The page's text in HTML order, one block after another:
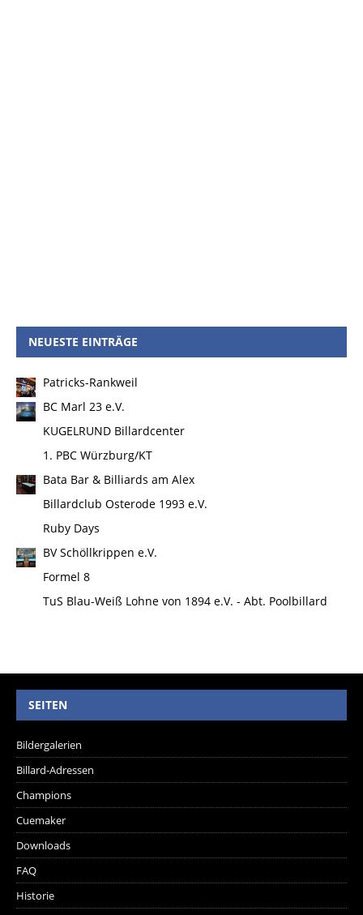
NEUESTE EINTRÄGE
Patricks-Rankweil
BC Marl 23 e.V.
KUGELRUND Billardcenter
1. PBC Würzburg/KT
Bata Bar & Billiards am Alex
Billardclub Osterode 1993 e.V.
Ruby Days
BV Schöllkrippen e.V.
Formel 8
TuS Blau-Weiß Lohne von 1894 e.V. - Abt. Poolbillard
SEITEN
Bildergalerien
Billard-Adressen
Champions
Cuemaker
Downloads
FAQ
Historie